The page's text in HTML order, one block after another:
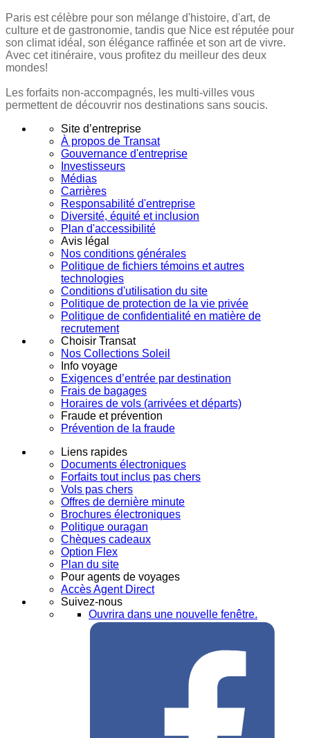
Paris est célèbre pour son mélange d'histoire, d'art, de
culture et de gastronomie, tandis que Nice est réputée pour
son climat idéal, son élégance raffinée et son art de vivre.
Avec cet itinéraire, vous profitez du meilleur des deux
mondes!
Les forfaits non-accompagnés, les multi-villes vous
permettent de découvrir nos destinations sans soucis.
Site d’entreprise
À propos de Transat
Gouvernance d'entreprise
Investisseurs
Médias
Carrières
Responsabilité d'entreprise
Diversité, équité et inclusion
Plan d'accessibilité
Avis légal
Nos conditions générales
Politique de fichiers témoins et autres
technologies
Conditions d'utilisation du site
Politique de protection de la vie privée
Politique de confidentialité en matière de
recrutement
Choisir Transat
Nos Collections Soleil
Info voyage
Exigences d’entrée par destination
Frais de bagages
Horaires de vols (arrivées et départs)
Fraude et prévention
Prévention de la fraude
Liens rapides
Documents électroniques
Forfaits tout inclus pas chers
Vols pas chers
Offres de dernière minute
Brochures électroniques
Politique ouragan
Chèques cadeaux
Option Flex
Plan du site
Pour agents de voyages
Accès Agent Direct
Suivez-nous
Ouvrira dans une nouvelle fenêtre.